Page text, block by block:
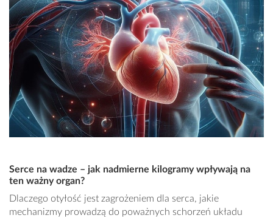
Serce na wadze – jak nadmierne kilogramy wpływają na
ten ważny organ?
Dlaczego otyłość jest zagrożeniem dla serca, jakie
mechanizmy prowadzą do poważnych schorzeń układu